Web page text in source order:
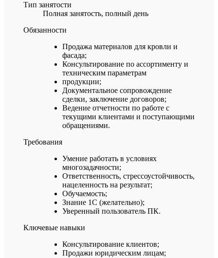
Тип занятости
Полная занятость, полный день
Обязанности
Продажа материалов для кровли и
фасада;
Консультирование по ассортименту и
техническим параметрам
продукции;
Документальное сопровождение
сделки, заключение договоров;
Ведение отчетности по работе с
текущими клиентами и поступающими
обращениями.
Требования
Умение работать в условиях
многозадачности;
Ответственность, стрессоустойчивость,
нацеленность на результат;
Обучаемость;
Знание 1С (желательно);
Уверенный пользователь ПК.
Ключевые навыки
Консультирование клиентов;
Продажи юридическим лицам;